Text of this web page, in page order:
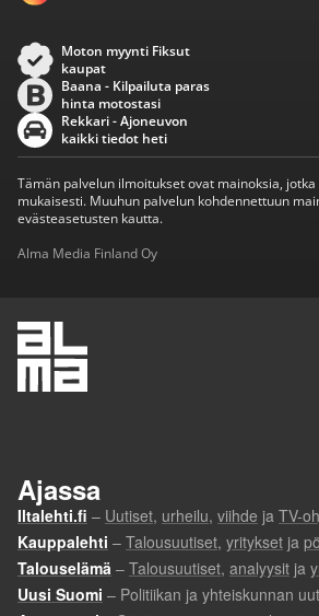
Moton myynti Fiksut
kaupat
Baana - Kilpailuta paras
hinta motostasi
Rekkari - Ajoneuvon
kaikki tiedot heti
Tämän palvelun ilmoitukset ovat mainoksia,
mukaisesti. Muuhun palvelun kohdennettuun
evästeasetusten kautta.
Alma Media Finland Oy